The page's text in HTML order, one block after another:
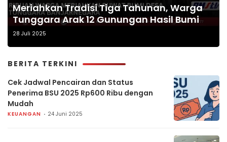
Meriahkan Tradisi Tiga Tahunan, Warga
Tunggara Arak 12 Gunungan Hasil Bumi
28 Juli 2025
BERITA TERKINI
Cek Jadwal Pencairan dan Status
Penerima BSU 2025 Rp600 Ribu dengan
Mudah
KEUANGAN 24 Juni 2025